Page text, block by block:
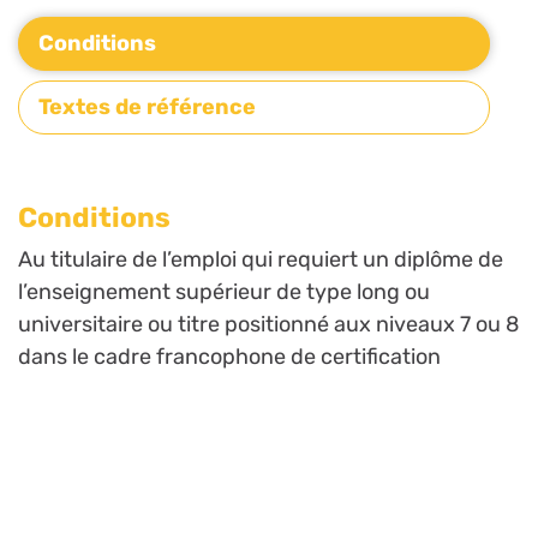
Conditions
Textes de référence
Conditions
Au titulaire de l’emploi qui requiert un diplôme de
l’enseignement supérieur de type long ou
universitaire ou titre positionné aux niveaux 7 ou 8
dans le cadre francophone de certification